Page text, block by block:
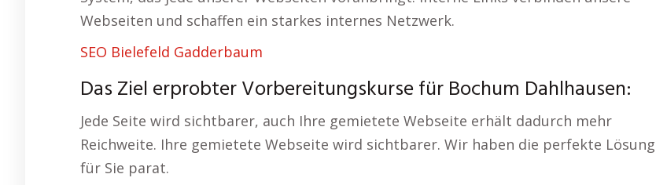
Webseiten und schaffen ein starkes internes Netzwerk.
SEO Bielefeld Gadderbaum
Das Ziel erprobter Vorbereitungskurse für Bochum Dahlhausen:
Jede Seite wird sichtbarer, auch Ihre gemietete Webseite erhält dadurch mehr
Reichweite. Ihre gemietete Webseite wird sichtbarer. Wir haben die perfekte Lösung
für Sie parat.